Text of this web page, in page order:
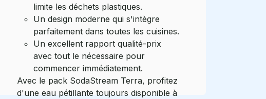
limite les déchets plastiques.
Un design moderne qui s'intègre
parfaitement dans toutes les cuisines.
Un excellent rapport qualité-prix
avec tout le nécessaire pour
commencer immédiatement.
Avec le pack SodaStream Terra, profitez
d'une eau pétillante toujours disponible à